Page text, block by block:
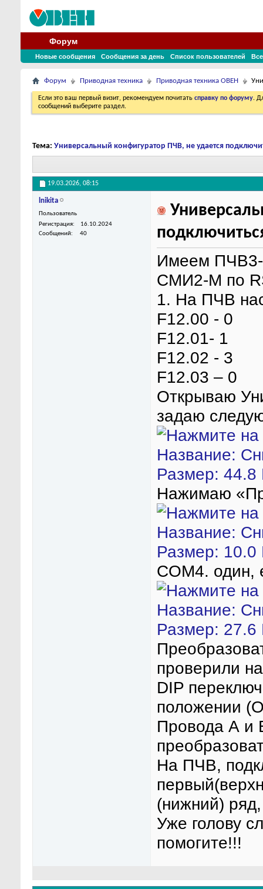
Форум
Новые сообщения Сообщения за день Список пользователей
Форум Приводная техника Приводная техника ОВЕН
Если это ваш первый визит, рекомендуем почитать справку по форуму.
сообщений выберите раздел.
Тема: Универсальный конфигуратор ПЧВ, не удается
19.03.2026, 08:15
lnikita
Пользователь
Регистрация
16.10.2024
Сообщений
40
Имеем ПЧВ3-
СМИ2-М по
1. На ПЧВ
F12.00 - 0
F12.01- 1
F12.02 - 3
F12.03 – 0
Открываю
задаю
Нажимаю
COM4. один,
проверили
DIP
положении
Провода А и
На ПЧВ,
(нижний)
Уже голову
помогите!!!